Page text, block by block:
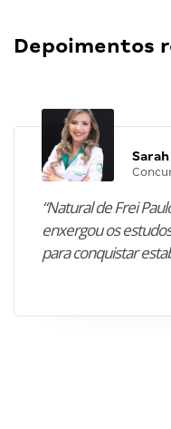
Depoimentos
Sarah
“Natural de Frei
enxergou os
para conquistar